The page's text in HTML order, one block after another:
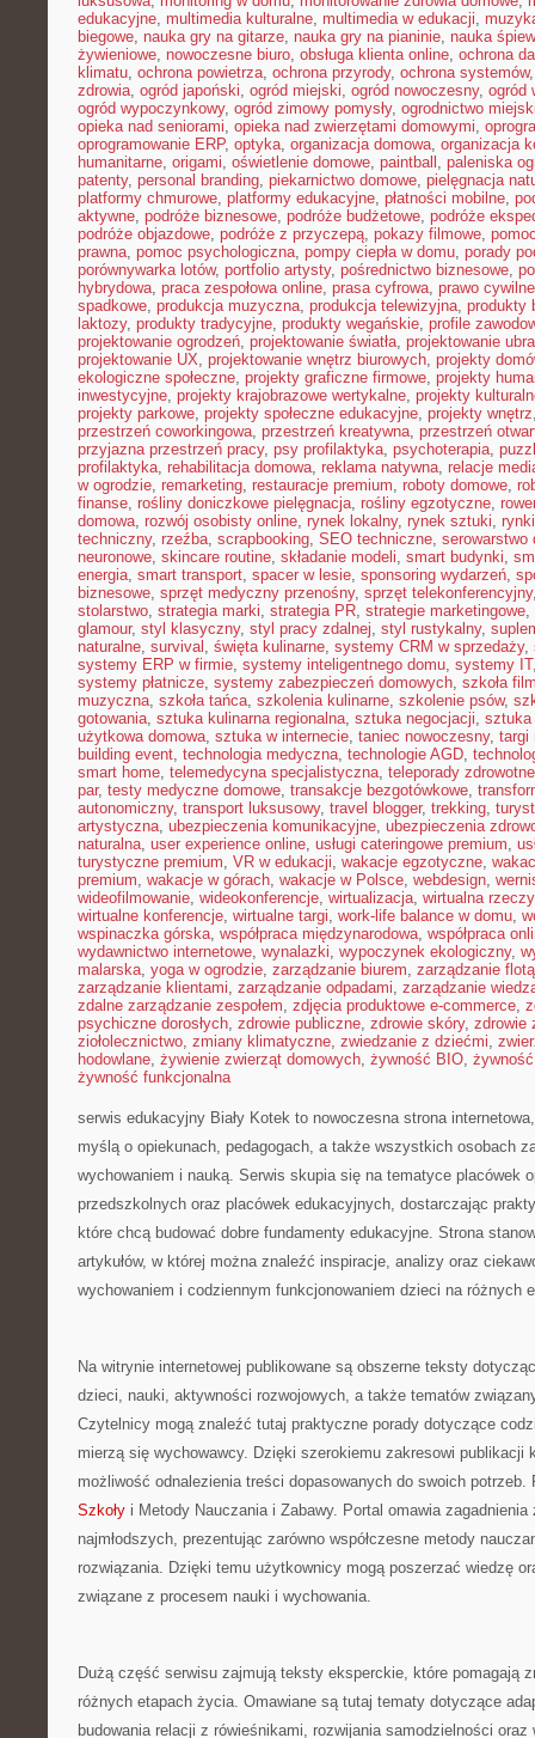
edukacyjne, multimedia kulturalne, multimedia w edukacji,
biegowe, nauka gry na gitarze, nauka gry na pianinie, nauka
żywieniowe, nowoczesne biuro, obsługa klienta online, ochrona
klimatu, ochrona powietrza, ochrona przyrody, ochrona systemów
zdrowia, ogród japoński, ogród miejski, ogród nowoczesny, ogród
ogród wypoczynkowy, ogród zimowy pomysły, ogrodnictwo
opieka nad seniorami, opieka nad zwierzętami domowymi,
oprogramowanie ERP, optyka, organizacja domowa, organizacja
humanitarne, origami, oświetlenie domowe, paintball , paleniska
patenty, personal branding, piekarnictwo domowe, pielęgnacja
platformy chmurowe, platformy edukacyjne, płatności mobilne,
aktywne, podróże biznesowe, podróże budżetowe, podróże
podróże objazdowe, podróże z przyczepą, pokazy filmowe,
prawna, pomoc psychologiczna, pompy ciepła w domu, porady
porównywarka lotów, portfolio artysty, pośrednictwo biznesowe,
hybrydowa, praca zespołowa online, prasa cyfrowa, prawo
spadkowe, produkcja muzyczna, produkcja telewizyjna, produkty
laktozy, produkty tradycyjne, produkty wegańskie, profile
projektowanie ogrodzeń, projektowanie światła, projektowanie
projektowanie UX, projektowanie wnętrz biurowych, projekty
ekologiczne społeczne, projekty graficzne firmowe, projekty
inwestycyjne, projekty krajobrazowe wertykalne, projekty
projekty parkowe, projekty społeczne edukacyjne, projekty wnętrz
przestrzeń coworkingowa, przestrzeń kreatywna, przestrzeń
przyjazna przestrzeń pracy, psy profilaktyka, psychoterapia,
profilaktyka, rehabilitacja domowa, reklama natywna, relacje
w ogrodzie, remarketing, restauracje premium, roboty domowe,
finanse, rośliny doniczkowe pielęgnacja, rośliny egzotyczne,
domowa, rozwój osobisty online, rynek lokalny, rynek sztuki,
techniczny, rzeźba, scrapbooking, SEO techniczne, serowarstwo
neuronowe, skincare routine, składanie modeli, smart budynki,
energia, smart transport, spacer w lesie, sponsoring wydarzeń,
biznesowe, sprzęt medyczny przenośny, sprzęt telekonferencyjny
stolarstwo, strategia marki, strategia PR, strategie marketingowe,
glamour, styl klasyczny, styl pracy zdalnej, styl rustykalny,
naturalne, survival , święta kulinarne, systemy CRM w sprzedaży,
systemy ERP w firmie, systemy inteligentnego domu, systemy IT
systemy płatnicze, systemy zabezpieczeń domowych, szkoła
muzyczna, szkoła tańca, szkolenia kulinarne, szkolenie psów,
gotowania, sztuka kulinarna regionalna, sztuka negocjacji, sztuka
użytkowa domowa, sztuka w internecie, taniec nowoczesny, targi
building event, technologia medyczna, technologie AGD,
smart home, telemedycyna specjalistyczna, teleporady zdrowotne
par, testy medyczne domowe, transakcje bezgotówkowe,
autonomiczny, transport luksusowy, travel blogger, trekking,
artystyczna, ubezpieczenia komunikacyjne, ubezpieczenia
naturalna, user experience online, usługi cateringowe premium,
turystyczne premium, VR w edukacji, wakacje egzotyczne,
premium, wakacje w górach, wakacje w Polsce, webdesign,
wideofilmowanie, wideokonferencje, wirtualizacja, wirtualna
wirtualne konferencje, wirtualne targi, work-life balance w domu,
wspinaczka górska, współpraca międzynarodowa, współpraca
wydawnictwo internetowe, wynalazki, wypoczynek ekologiczny,
malarska, yoga w ogrodzie, zarządzanie biurem, zarządzanie flotą
zarządzanie klientami, zarządzanie odpadami, zarządzanie
zdalne zarządzanie zespołem, zdjęcia produktowe e-commerce,
psychiczne dorosłych, zdrowie publiczne, zdrowie skóry, zdrowie
ziołolecznictwo, zmiany klimatyczne, zwiedzanie z dziećmi,
hodowlane, żywienie zwierząt domowych, żywność BIO,
żywność funkcjonalna
serwis edukacyjny Biały Kotek to nowoczesna strona
myślą o opiekunach, pedagogach, a także wszystkich osobach
wychowaniem i nauką. Serwis skupia się na tematyce placówek
przedszkolnych oraz placówek edukacyjnych, dostarczając
które chcą budować dobre fundamenty edukacyjne. Strona
artykułów, w której można znaleźć inspiracje, analizy oraz
wychowaniem i codziennym funkcjonowaniem dzieci na różnych
Na witrynie internetowej publikowane są obszerne teksty
dzieci, nauki, aktywności rozwojowych, a także tematów
Czytelnicy mogą znaleźć tutaj praktyczne porady dotyczące
mierzą się wychowawcy. Dzięki szerokiemu zakresowi publikacji
możliwość odnalezienia treści dopasowanych do swoich
Szkoły i Metody Nauczania i Zabawy. Portal omawia
najmłodszych, prezentując zarówno współczesne metody
rozwiązania. Dzięki temu użytkownicy mogą poszerzać wiedzę
związane z procesem nauki i wychowania.
Dużą część serwisu zajmują teksty eksperckie, które pomagają
różnych etapach życia. Omawiane są tutaj tematy dotyczące
budowania relacji z rówieśnikami, rozwijania samodzielności